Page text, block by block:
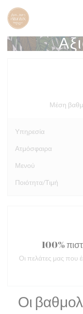
Πίνακας διαχείρισης
Οι
Μέση
Υπηρεσία
Ατμόσφαιρα
Μενού
Ποιότητα/Τιμή
100%
Οι πελάτες μας που